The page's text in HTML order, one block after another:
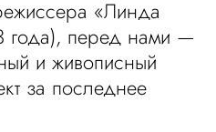
«Линда
года), перед нами —
и живописный
за последнее